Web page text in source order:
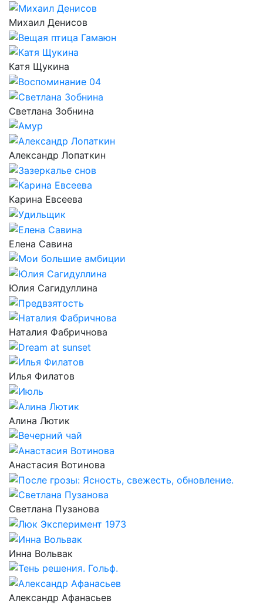
Михаил Денисов
Катя Щукина
Светлана Зобнина
Александр Лопаткин
Карина Евсеева
Елена Савина
Юлия Сагидуллина
Наталия Фабричнова
Илья Филатов
Алина Лютик
Анастасия Вотинова
Светлана Пузанова
Инна Вольвак
Александр Афанасьев